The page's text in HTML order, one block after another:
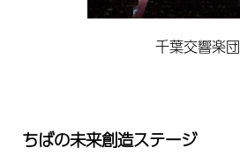
千葉交響楽団
ちばの未来創造ステージ